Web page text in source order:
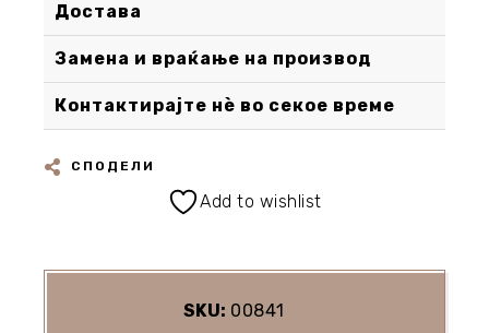
Достава
Замена и враќање на производ
Контактирајте нè во секое време
СПОДЕЛИ
Add to wishlist
SKU: 00841